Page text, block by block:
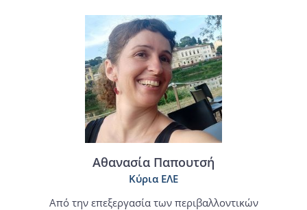
Αθανασία Παπουτσή
Κύρια ΕΛΕ
Από την επεξεργασία των περιβαλλοντικών